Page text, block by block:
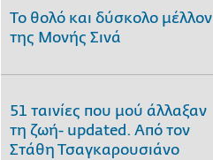
Το θολό και δύσκολο μέλλον
της Μονής Σινά
51 ταινίες που μού άλλαξαν
τη ζωή- updated. Aπό τον
Στάθη Τσαγκαρουσιάνο